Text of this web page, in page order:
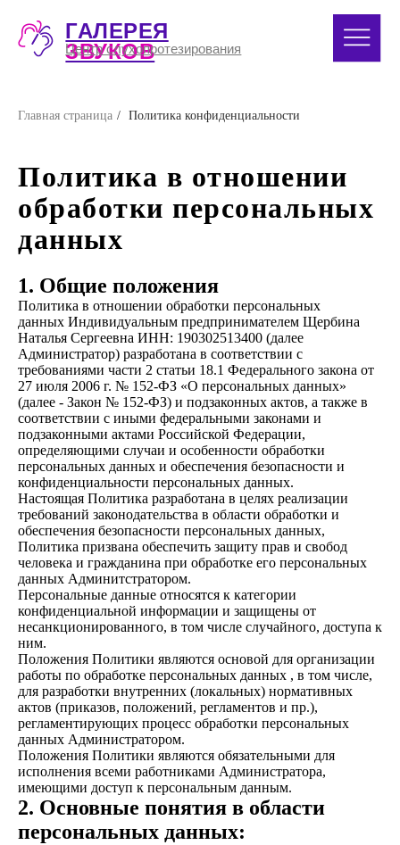
ГАЛЕРЕЯ
ЗВУКОВ
Центр слухопротезирования
8 (391)
Главная страница / Политика конфиденциальности
Политика в отношении
обработки персональных
данных
1. Общие положения
Политика в отношении обработки персональных
данных Индивидуальным предпринимателем Щербина
Наталья Сергеевна ИНН: 190302513400 (далее
Администратор) разработана в соответствии с
требованиями части 2 статьи 18.1 Федерального закона от
27 июля 2006 г. № 152-ФЗ «О персональных данных»
(далее - Закон № 152-ФЗ) и подзаконных актов, а также в
соответствии с иными федеральными законами и
подзаконными актами Российской Федерации,
определяющими случаи и особенности обработки
персональных данных и обеспечения безопасности и
конфиденциальности персональных данных.
Настоящая Политика разработана в целях реализации
требований законодательства в области обработки и
обеспечения безопасности персональных данных,
Политика призвана обеспечить защиту прав и свобод
человека и гражданина при обработке его персональных
данных Админитстратором.
Персональные данные относятся к категории
конфиденциальной информации и защищены от
несанкционированного, в том числе случайного, доступа к
ним.
Положения Политики являются основой для организации
работы по обработке персональных данных , в том числе,
для разработки внутренних (локальных) нормативных
актов (приказов, положений, регламентов и пр.),
регламентирующих процесс обработки персональных
данных Администратором.
Положения Политики являются обязательными для
исполнения всеми работниками Администратора,
имеющими доступ к персональным данным.
2. Основные понятия в области
персональных данных: